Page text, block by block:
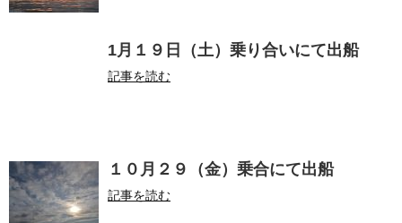
1月１９日（土）乗り合いにて出船
記事を読む
１０月２９（金）乗合にて出船
記事を読む